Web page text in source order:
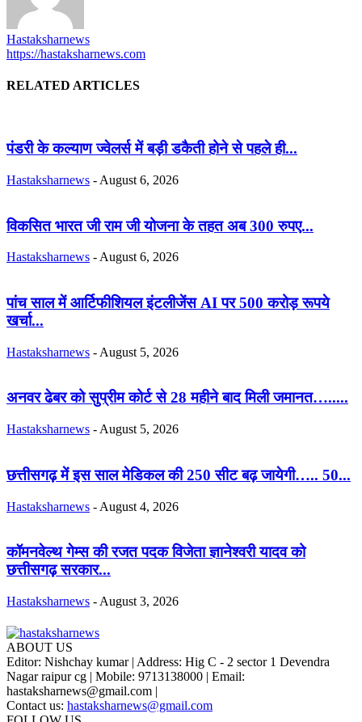
Hastaksharnews
https://hastaksharnews.com
RELATED ARTICLES
पंडरी के कल्याण ज्वेलर्स में बड़ी डकैती होने से पहले ही...
Hastaksharnews - August 6, 2026
विकसित भारत जी राम जी योजना के तहत अब 300 रुपए...
Hastaksharnews - August 6, 2026
पांच साल में आर्टिफीशियल इंटलीजेंस AI पर 500 करोड़ रूपये
खर्चा...
Hastaksharnews - August 5, 2026
अनवर ढेबर को सुप्रीम कोर्ट से 28 महीने बाद मिली जमानत….....
Hastaksharnews - August 5, 2026
छत्तीसगढ़ में इस साल मेडिकल की 250 सीट बढ़ जायेगी….. 50...
Hastaksharnews - August 4, 2026
कॉमनवेल्थ गेम्स की रजत पदक विजेता ज्ञानेश्वरी यादव को
छत्तीसगढ़ सरकार...
Hastaksharnews - August 3, 2026
ABOUT US
Editor: Nishchay kumar | Address: Hig C - 2 sector 1 Devendra
Nagar raipur cg | Mobile: 9713138000 | Email:
hastaksharnews@gmail.com |
Contact us: hastaksharnews@gmail.com